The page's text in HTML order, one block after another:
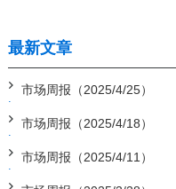
最新文章
市场周报（2025/4/25）
市场周报（2025/4/18）
市场周报（2025/4/11）